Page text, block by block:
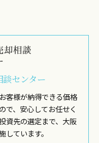
センター
客様が納得できる価格
で、安心してお任せく
資先の選定まで、大阪
ています。